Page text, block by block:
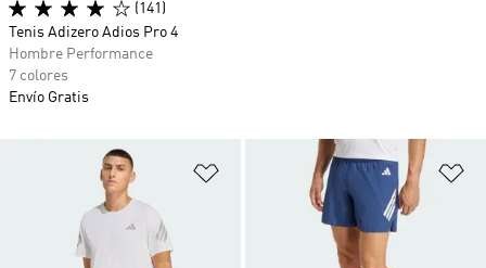
Añadir a la lista de deseos
(141)
Tenis Adizero Adios Pro 4
Hombre Performance
7 colores
Envío Gratis